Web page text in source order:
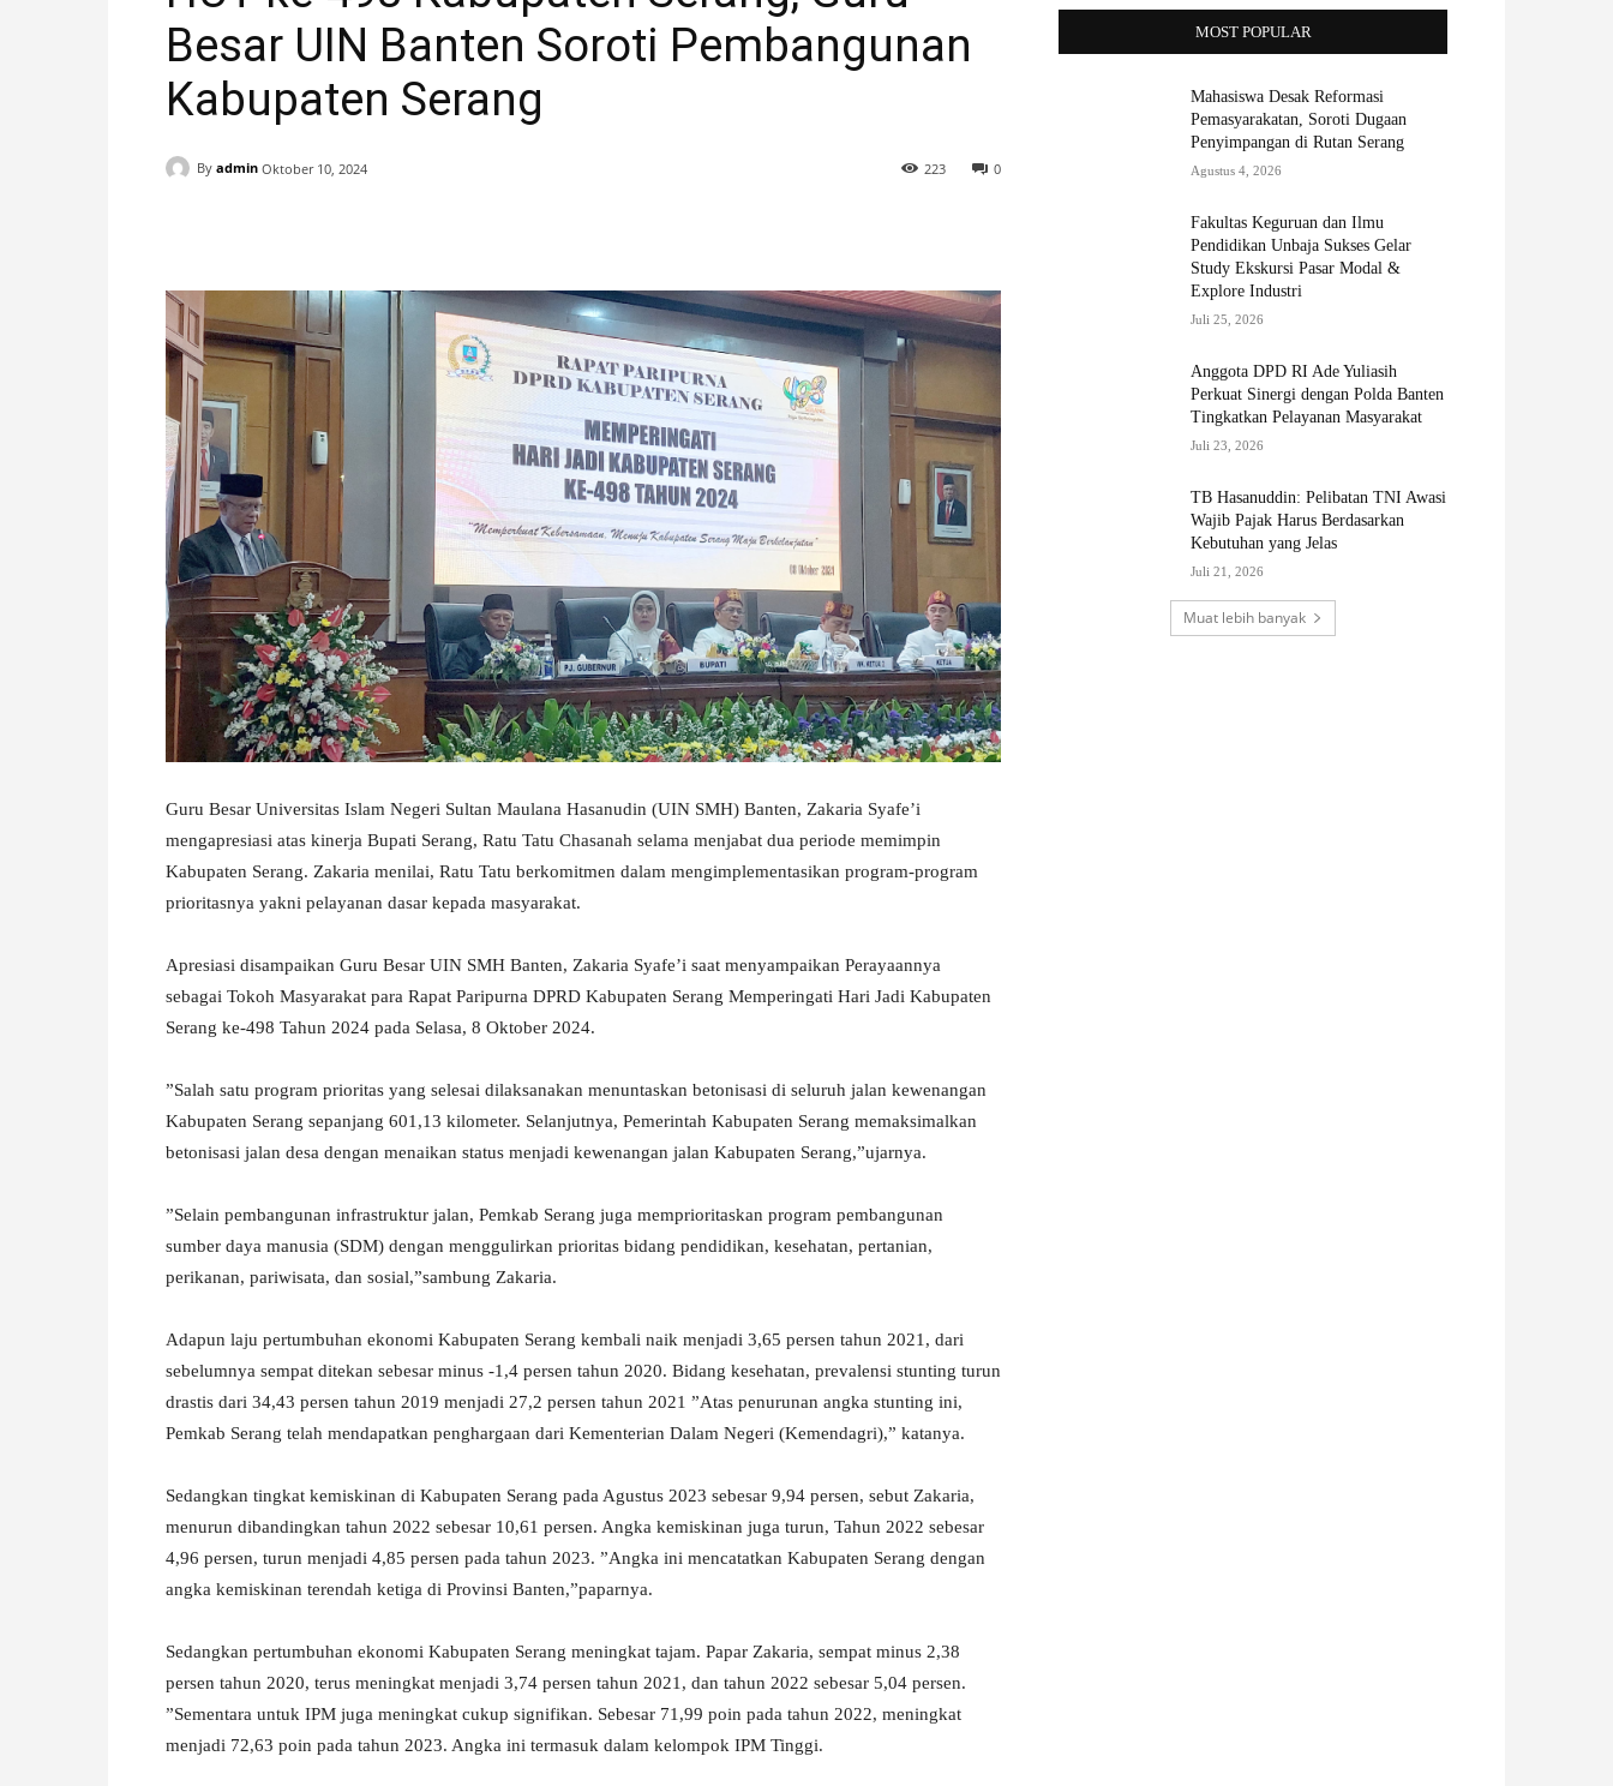
H
A
N
T
I
M
E
W
A
Besar UIN Banten Soroti Pembangunan
Kabupaten Serang
By admin Oktober 10, 2024 0
223
Guru Besar Universitas Islam Negeri Sultan Maulana Hasanudin (UIN SMH) Banten, Zakaria Syafe’i
mengapresiasi atas kinerja Bupati Serang, Ratu Tatu Chasanah selama menjabat dua periode memimpin
Kabupaten Serang. Zakaria menilai, Ratu Tatu berkomitmen dalam mengimplementasikan program-program
prioritasnya yakni pelayanan dasar kepada masyarakat.
Apresiasi disampaikan Guru Besar UIN SMH Banten, Zakaria Syafe’i saat menyampaikan Perayaannya
sebagai Tokoh Masyarakat para Rapat Paripurna DPRD Kabupaten Serang Memperingati Hari Jadi Kabupaten
Serang ke-498 Tahun 2024 pada Selasa, 8 Oktober 2024.
”Salah satu program prioritas yang selesai dilaksanakan menuntaskan betonisasi di seluruh jalan kewenangan
Kabupaten Serang sepanjang 601,13 kilometer. Selanjutnya, Pemerintah Kabupaten Serang memaksimalkan
betonisasi jalan desa dengan menaikan status menjadi kewenangan jalan Kabupaten Serang,”ujarnya.
”Selain pembangunan infrastruktur jalan, Pemkab Serang juga memprioritaskan program pembangunan
sumber daya manusia (SDM) dengan menggulirkan prioritas bidang pendidikan, kesehatan, pertanian,
perikanan, pariwisata, dan sosial,”sambung Zakaria.
Adapun laju pertumbuhan ekonomi Kabupaten Serang kembali naik menjadi 3,65 persen tahun 2021, dari
sebelumnya sempat ditekan sebesar minus -1,4 persen tahun 2020. Bidang kesehatan, prevalensi stunting turun
drastis dari 34,43 persen tahun 2019 menjadi 27,2 persen tahun 2021 ”Atas penurunan angka stunting ini,
Pemkab Serang telah mendapatkan penghargaan dari Kementerian Dalam Negeri (Kemendagri),” katanya.
Sedangkan tingkat kemiskinan di Kabupaten Serang pada Agustus 2023 sebesar 9,94 persen, sebut Zakaria,
menurun dibandingkan tahun 2022 sebesar 10,61 persen. Angka kemiskinan juga turun, Tahun 2022 sebesar
4,96 persen, turun menjadi 4,85 persen pada tahun 2023. ”Angka ini mencatatkan Kabupaten Serang dengan
angka kemiskinan terendah ketiga di Provinsi Banten,”paparnya.
Sedangkan pertumbuhan ekonomi Kabupaten Serang meningkat tajam. Papar Zakaria, sempat minus 2,38
persen tahun 2020, terus meningkat menjadi 3,74 persen tahun 2021, dan tahun 2022 sebesar 5,04 persen.
”Sementara untuk IPM juga meningkat cukup signifikan. Sebesar 71,99 poin pada tahun 2022, meningkat
menjadi 72,63 poin pada tahun 2023. Angka ini termasuk dalam kelompok IPM Tinggi.
MOST POPULAR
Mahasiswa Desak Reformasi
Pemasyarakatan, Soroti Dugaan
Penyimpangan di Rutan Serang
Agustus 4, 2026
Fakultas Keguruan dan Ilmu
Pendidikan Unbaja Sukses Gelar
Study Ekskursi Pasar Modal &
Explore Industri
Juli 25, 2026
Anggota DPD RI Ade Yuliasih
Perkuat Sinergi dengan Polda Banten
Tingkatkan Pelayanan Masyarakat
Juli 23, 2026
TB Hasanuddin: Pelibatan TNI Awasi
Wajib Pajak Harus Berdasarkan
Kebutuhan yang Jelas
Juli 21, 2026
Muat lebih banyak